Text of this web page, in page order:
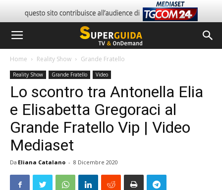
Home Reality Show Grande Fratello
Reality Show Grande Fratello Video
Lo scontro tra Antonella Elia
e Elisabetta Gregoraci al
Grande Fratello Vip | Video
Mediaset
Da Eliana Catalano - 8 Dicembre 2020